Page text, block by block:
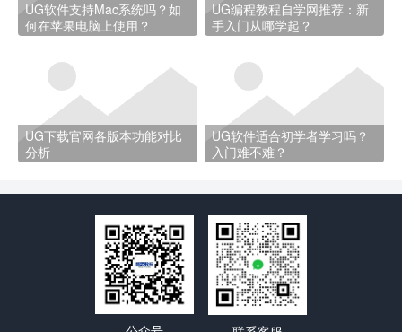
UG软件支持Mac系统吗？如
何在苹果电脑上使用？
UG编程教程自学网推荐：新
手入门从哪学起？
UG下载官网各版本功能对比
分析
UG软件适合初学者学习吗？
入门难不难？